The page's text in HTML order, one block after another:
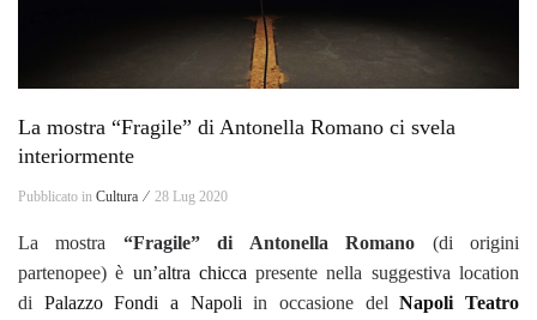
La mostra “Fragile” di Antonella Romano ci svela
interiormente
Pubblicato in Cultura ⁄ 28 Lug 2020
La mostra “Fragile” di Antonella Romano (di origini
partenopee) è un’altra chicca presente nella suggestiva location
di Palazzo Fondi a Napoli in occasione delNapoli Teatro